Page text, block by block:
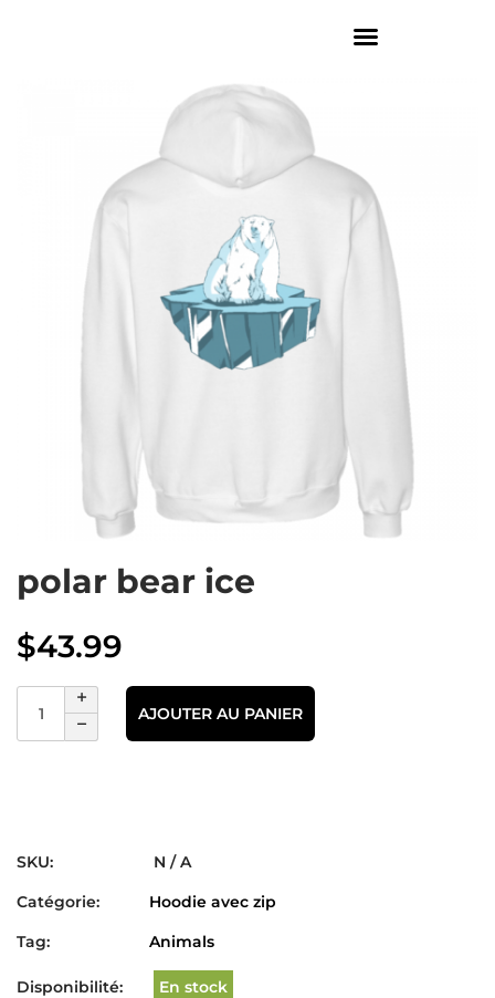
polar bear ice
$43.99
AJOUTER AU PANIER
SKU:
N / A
Catégorie:
Hoodie avec zip
Tag:
Animals
Disponibilité: En stock